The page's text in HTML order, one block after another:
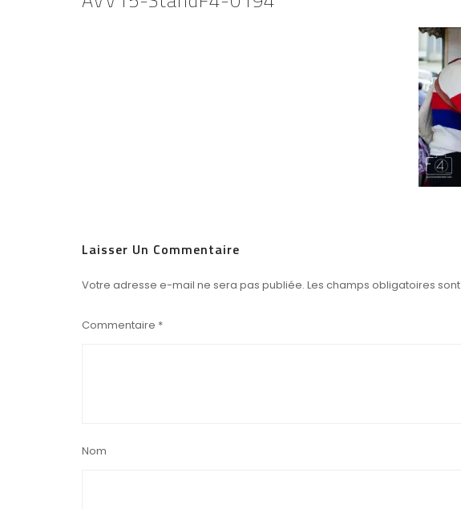
Laisser Un Commentaire
Votre adresse e-mail ne sera pas publiée. Les champs obligatoires
Commentaire *
Nom